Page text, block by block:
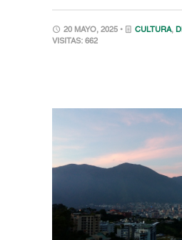
20 MAYO, 2025 • CULTURA,
VISITAS: 662